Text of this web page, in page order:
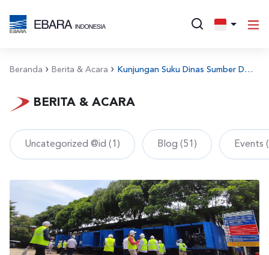
Beranda Berita & Acara Kunjungan Suku Dinas Sumber Daya Air Kota Administrasi Jakarta Pusat
BERITA & ACARA
Uncategorized @id (1) Blog (51) Events